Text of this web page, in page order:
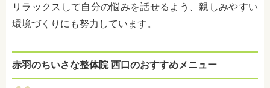
リラックスして自分の悩みを話せるよう、親しみやすい
環境づくりにも努力しています。
赤羽のちいさな整体院 西口のおすすめメニュー